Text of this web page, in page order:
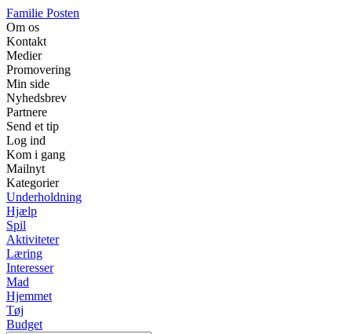
Familie Posten
Om os
Kontakt
Medier
Promovering
Min side
Nyhedsbrev
Partnere
Send et tip
Log ind
Kom i gang
Mailnyt
Kategorier
Underholdning
Hjælp
Spil
Aktiviteter
Læring
Interesser
Mad
Hjemmet
Tøj
Budget